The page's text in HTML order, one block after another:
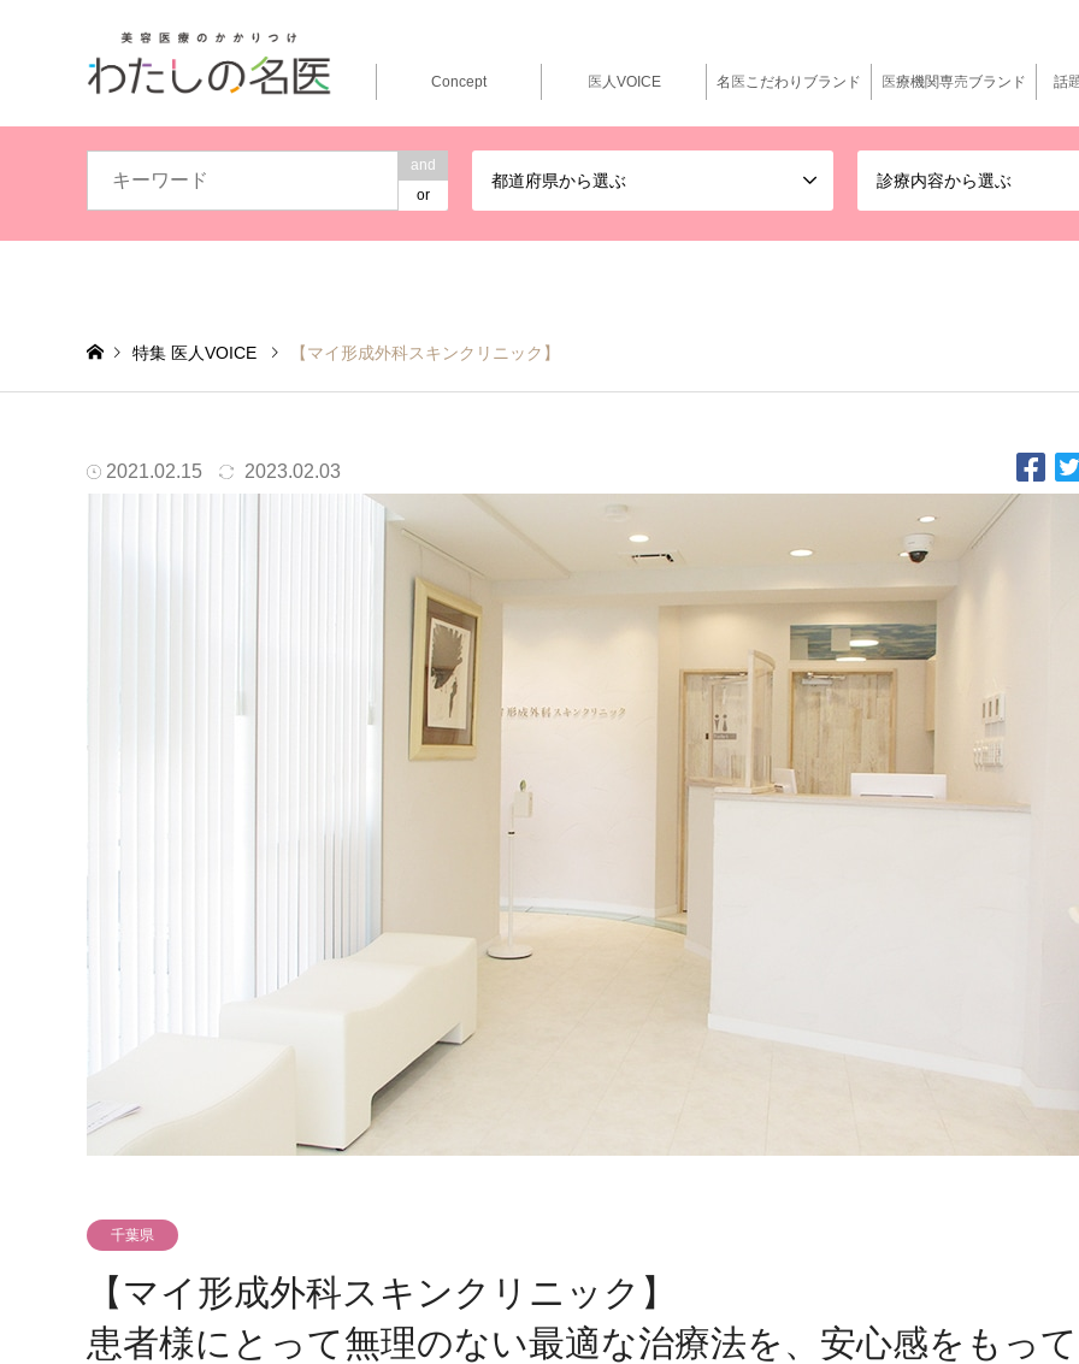
and
or
都道府県から選ぶ 診療内容から選ぶ
Concept 医人VOICE 名医こだわりブランド 医療機関専売ブランド 話
特集 医人VOICE 【マイ形成外科スキンクリニック】
2021.02.15 2023.02.03
千葉県
【マイ形成外科スキンクリニック】
患者様にとって無理のない最適な治療法を、安心感をもっ